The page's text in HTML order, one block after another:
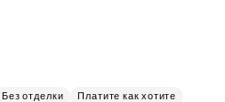
Без отделки
Платите как хотите